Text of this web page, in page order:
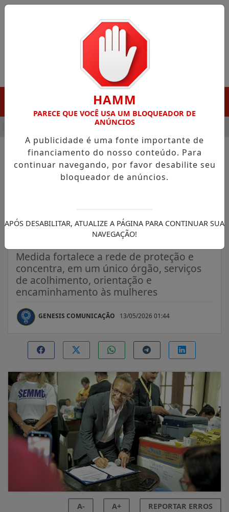
EM PORTO GRANDE COM ATUAÇÃO VOLTADA AO
NOTÍCIAS/MACAPÁ
Prefeito de Macapá assina Lei
CRAM à Secretaria Municipal
Medida fortalece a rede de proteção e
concentra, em um único órgão, serviços
de acolhimento, orientação e
encaminhamento às mulheres
GENESIS COMUNICAÇÃO 13/05/2026 01:44
A- A+ REPORTAR ERROS
HAMM
PARECE QUE VOCÊ USA UM BLOQUEADOR DE
ANÚNCIOS
A publicidade é uma fonte importante de
financiamento do nosso conteúdo. Para
continuar navegando, por favor desabilite seu
bloqueador de anúncios.
APÓS DESABILITAR, ATUALIZE A PÁGINA PARA CONTINUAR SUA
NAVEGAÇÃO!